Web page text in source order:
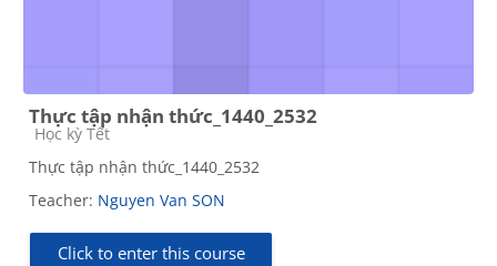
Thực tập nhận thức_1440_2532
Course category
Học kỳ Tết
Thực tập nhận thức_1440_2532
Teacher: Nguyen Van SON
Click to enter this course